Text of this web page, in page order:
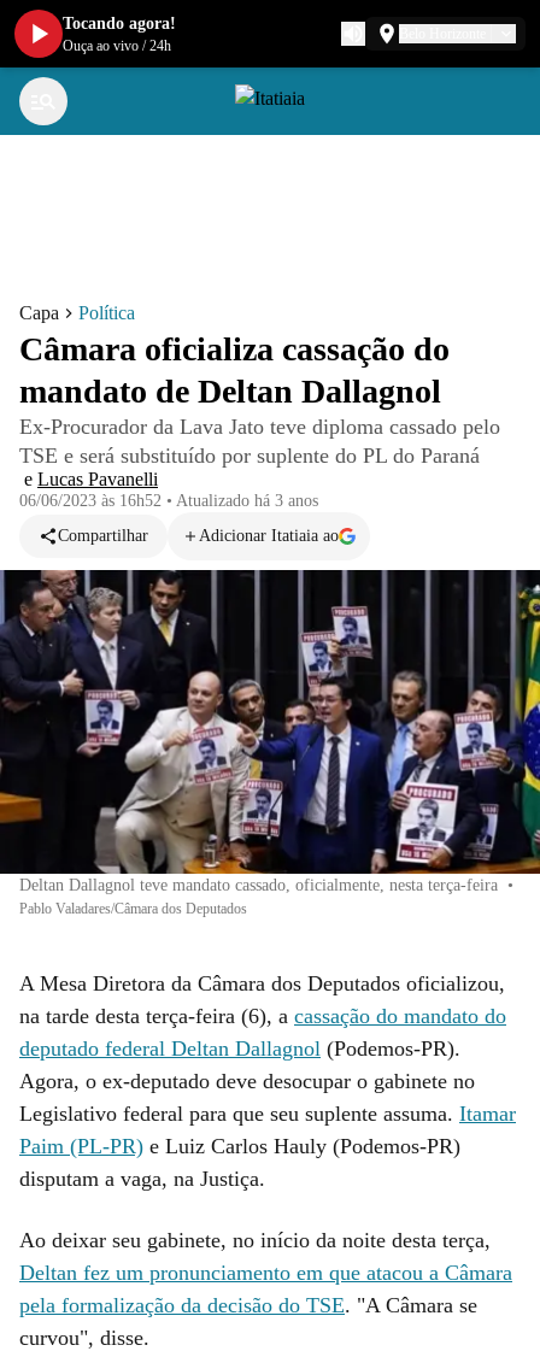
Capa Política
Câmara oficializa cassação do
mandato de Deltan Dallagnol
Ex-Procurador da Lava Jato teve diploma cassado pelo
TSE e será substituído por suplente do PL do Paraná
e Lucas Pavanelli
06/06/2023 às 16h52 • Atualizado há 3 anos
Compartilhar
Adicionar Itatiaia ao
Deltan Dallagnol teve mandato cassado, oficialmente, nesta terça-feira •
Pablo Valadares/Câmara dos Deputados
A Mesa Diretora da Câmara dos Deputados oficializou,
na tarde desta terça-feira (6), a cassação do mandato do
deputado federal Deltan Dallagnol (Podemos-PR).
Agora, o ex-deputado deve desocupar o gabinete no
Legislativo federal para que seu suplente assuma. Itamar
Paim (PL-PR) e Luiz Carlos Hauly (Podemos-PR)
disputam a vaga, na Justiça.
Ao deixar seu gabinete, no início da noite desta terça,
Deltan fez um pronunciamento em que atacou a Câmara
pela formalização da decisão do TSE. "A Câmara se
curvou", disse.
Tocando agora!
Ouça ao vivo /24h